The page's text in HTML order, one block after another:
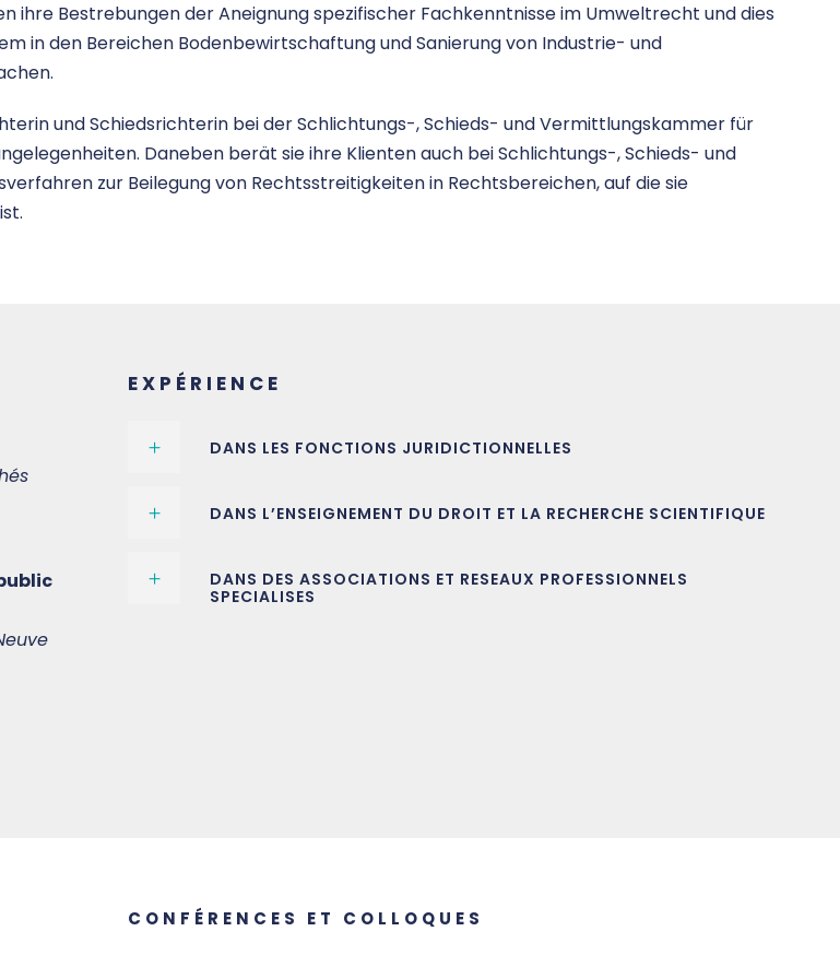
ihre Bestrebungen der Aneignung spezifischer Fachkenntnisse im Umweltrecht und dies
in den Bereichen Bodenbewirtschaftung und Sanierung von Industrie- und
und Schiedsrichterin bei der Schlichtungs-, Schieds- und Vermittlungskammer für
Daneben berät sie ihre Klienten auch bei Schlichtungs-, Schieds- und
zur Beilegung von Rechtsstreitigkeiten in Rechtsbereichen, auf die sie
EXPÉRIENCE
DANS LES FONCTIONS JURIDICTIONNELLES
DANS L’ENSEIGNEMENT DU DROIT ET LA RECHERCHE SCIENTIFIQUE
DANS DES ASSOCIATIONS ET RESEAUX PROFESSIONNELS
SPECIALISES
CONFÉRENCES ET COLLOQUES